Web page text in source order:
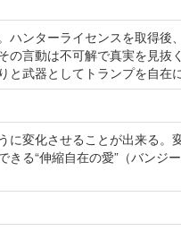
ハンターライセンスを取得後
の言動は不可解で真実を見抜
と武器としてトランプを自在
に変化させることが出来る。
る“伸縮自在の愛”（バンジ